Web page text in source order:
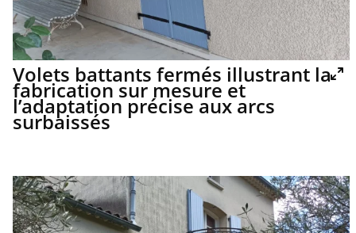
Volets battants fermés illustrant la
fabrication sur mesure et
l’adaptation précise aux arcs
surbaissés